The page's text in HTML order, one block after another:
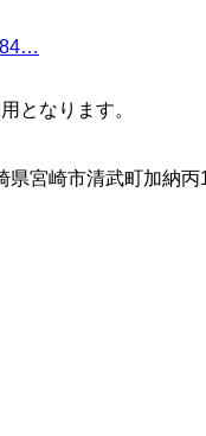
となります。
宮崎市清武町加納